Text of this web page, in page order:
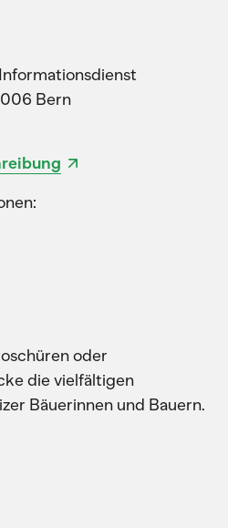
Bern
oder
die vielfältigen
Bäuerinnen und Bauern.